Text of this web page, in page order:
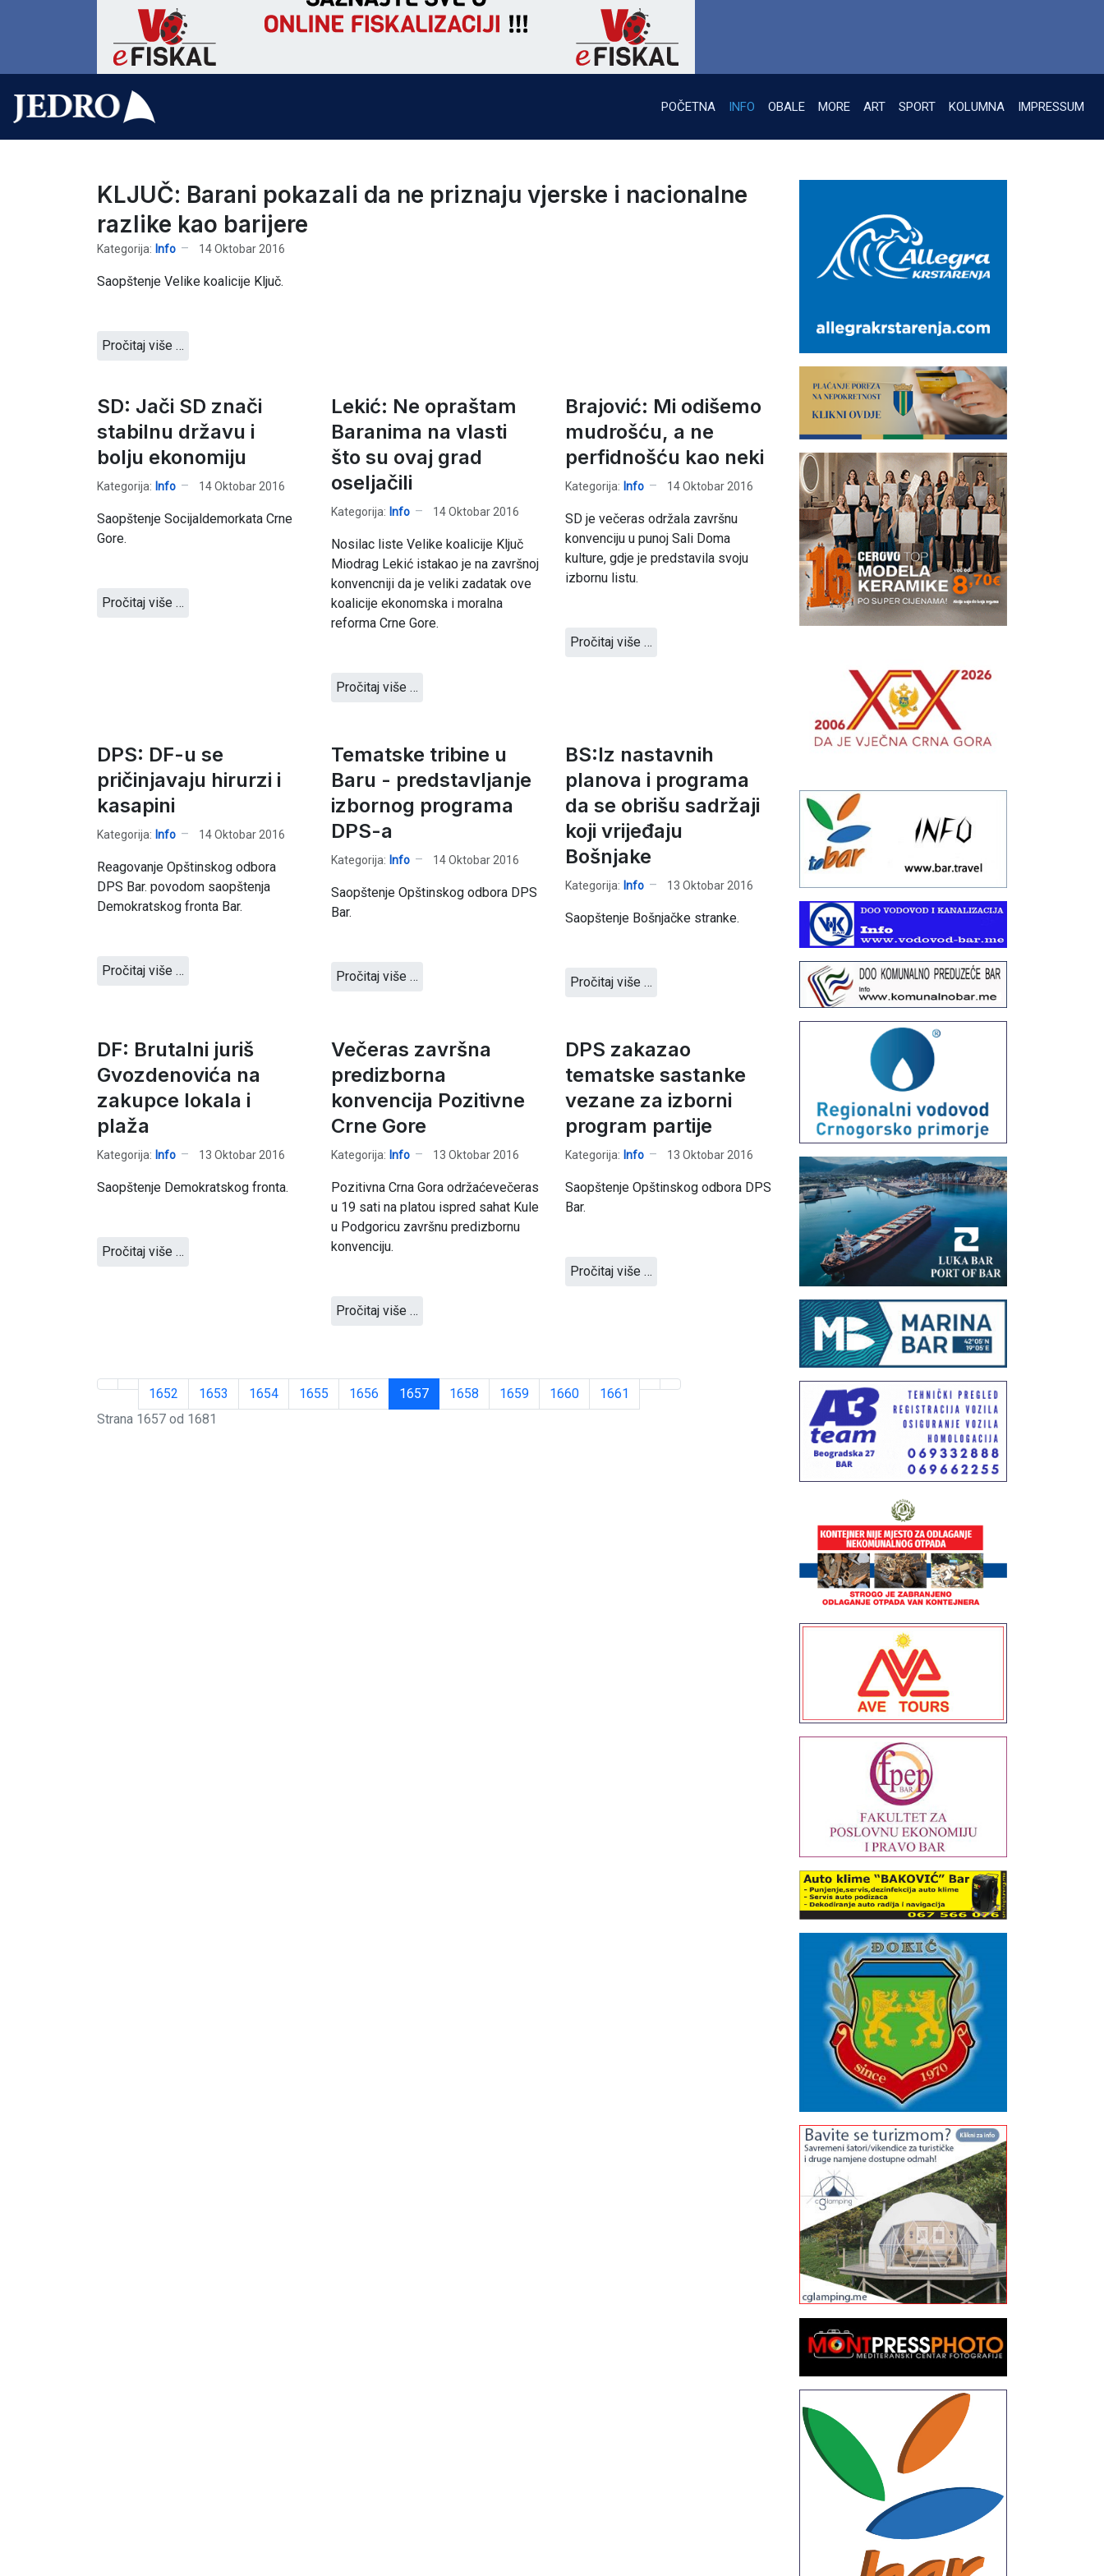
POČETNA INFO OBALE MORE ART SPORT KOLUMNA IMPRESSUM
KLJUČ: Barani pokazali da ne priznaju vjerske i nacionalne
razlike kao barijere
Kategorija: Info 14 Oktobar 2016
Saopštenje Velike koalicije Ključ.
Pročitaj više …
SD: Jači SD znači
stabilnu državu i
bolju ekonomiju
Kategorija: Info 14 Oktobar 2016
Saopštenje Socijaldemorkata Crne
Gore.
Pročitaj više …
Lekić: Ne opraštam
Baranima na vlasti
što su ovaj grad
oseljačili
Kategorija: Info 14 Oktobar 2016
Nosilac liste Velike koalicije Ključ
Miodrag Lekić istakao je na završnoj
konvencniji da je veliki zadatak ove
koalicije ekonomska i moralna
reforma Crne Gore.
Pročitaj više …
Brajović: Mi odišemo
mudrošću, a ne
perfidnošću kao neki
Kategorija: Info 14 Oktobar 2016
SD je večeras održala završnu
konvenciju u punoj Sali Doma
kulture, gdje je predstavila svoju
izbornu listu.
Pročitaj više …
DPS: DF-u se
pričinjavaju hirurzi i
kasapini
Kategorija: Info 14 Oktobar 2016
Reagovanje Opštinskog odbora
DPS Bar. povodom saopštenja
Demokratskog fronta Bar.
Pročitaj više …
Tematske tribine u
Baru - predstavljanje
izbornog programa
DPS-a
Kategorija: Info 14 Oktobar 2016
Saopštenje Opštinskog odbora DPS
Bar.
Pročitaj više …
BS:Iz nastavnih
planova i programa
da se obrišu sadržaji
koji vrijeđaju
Bošnjake
Kategorija: Info 13 Oktobar 2016
Saopštenje Bošnjačke stranke.
Pročitaj više …
DF: Brutalni juriš
Gvozdenovića na
zakupce lokala i
plaža
Kategorija: Info 13 Oktobar 2016
Saopštenje Demokratskog fronta.
Pročitaj više …
Večeras završna
predizborna
konvencija Pozitivne
Crne Gore
Kategorija: Info 13 Oktobar 2016
Pozitivna Crna Gora održaćevečeras
u 19 sati na platou ispred sahat Kule
u Podgoricu završnu predizbornu
konvenciju.
Pročitaj više …
DPS zakazao
tematske sastanke
vezane za izborni
program partije
Kategorija: Info 13 Oktobar 2016
Saopštenje Opštinskog odbora DPS
Bar.
Pročitaj više …
1652 1653 1654 1655 1656 1657 1658 1659 1660
1661
Strana 1657 od 1681